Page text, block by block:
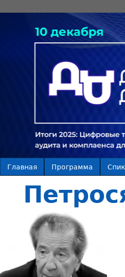
Главная Программа